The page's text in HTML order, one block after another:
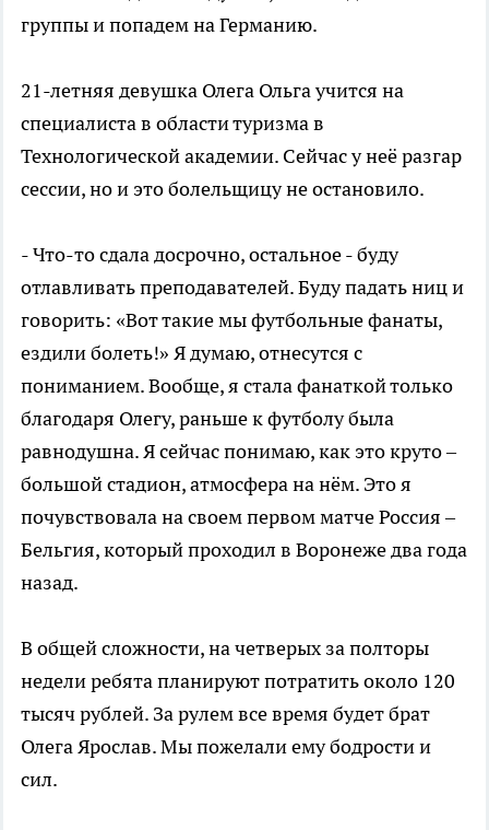
группы и попадем на Германию.
21-летняя девушка Олега Ольга учится на
специалиста в области туризма в
Технологической академии. Сейчас у неё разгар
сессии, но и это болельщицу не остановило.
- Что-то сдала досрочно, остальное - буду
отлавливать преподавателей. Буду падать ниц и
говорить: «Вот такие мы футбольные фанаты,
ездили болеть!» Я думаю, отнесутся с
пониманием. Вообще, я стала фанаткой только
благодаря Олегу, раньше к футболу была
равнодушна. Я сейчас понимаю, как это круто –
большой стадион, атмосфера на нём. Это я
почувствовала на своем первом матче Россия –
Бельгия, который проходил в Воронеже два года
назад.
В общей сложности, на четверых за полторы
недели ребята планируют потратить около 120
тысяч рублей. За рулем все время будет брат
Олега Ярослав. Мы пожелали ему бодрости и
сил.